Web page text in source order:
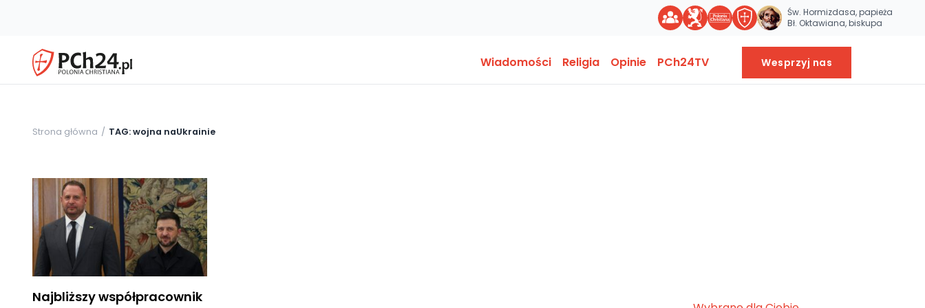
Św. Hormizdasa, papieża
Bł. Oktawiana, biskupa
Wiadomości Religia Opinie PCh24TV Wesprzyj nas
Strona główna TAG: wojna naUkrainie
Najbliższy współpracownik